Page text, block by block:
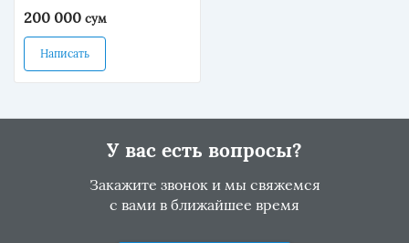
200 000 сум
Написать
У вас есть вопросы?
Закажите звонок и мы свяжемся
с вами в ближайшее время